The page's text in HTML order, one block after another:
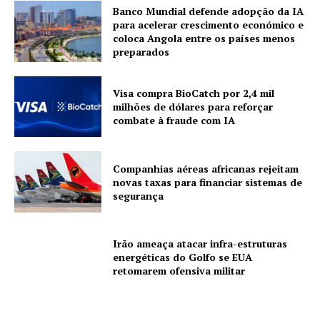
Banco Mundial defende adopção da IA
para acelerar crescimento económico e
coloca Angola entre os países menos
preparados
Visa compra BioCatch por 2,4 mil
milhões de dólares para reforçar
combate à fraude com IA
Companhias aéreas africanas rejeitam
novas taxas para financiar sistemas de
segurança
Irão ameaça atacar infra-estruturas
energéticas do Golfo se EUA
retomarem ofensiva militar